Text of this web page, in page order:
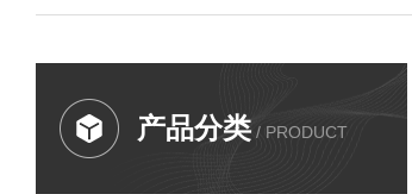
产品分类 / PRODUCT